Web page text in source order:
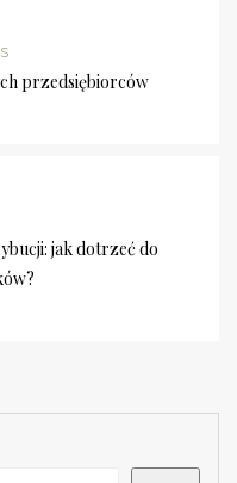
przedsiębiorców
jak dotrzeć do